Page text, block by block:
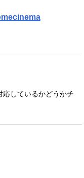
しているかどうかチ